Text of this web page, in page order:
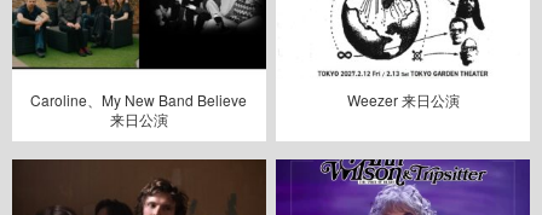
Caroline、My New Band Believe
来日公演
Weezer 来日公演